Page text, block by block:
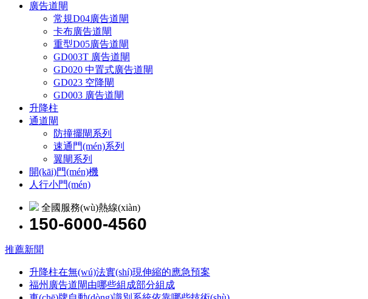
廣告道閘
常規D04廣告道閘
卡布廣告道閘
重型D05廣告道閘
GD003T 廣告道閘
GD020 中置式廣告道閘
GD023 空降閘
GD003 廣告道閘
升降柱
通道閘
防撞擺閘系列
速通門(mén)系列
翼閘系列
開(kāi)門(mén)機
人行小門(mén)
全國服務(wù)熱線(xiàn)
150-6000-4560
推薦新聞
升降柱在無(wú)法實(shí)現伸縮的應急預案
福州廣告道閘由哪些組成部分組成